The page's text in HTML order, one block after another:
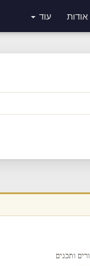
אודות עוד
ותכנים